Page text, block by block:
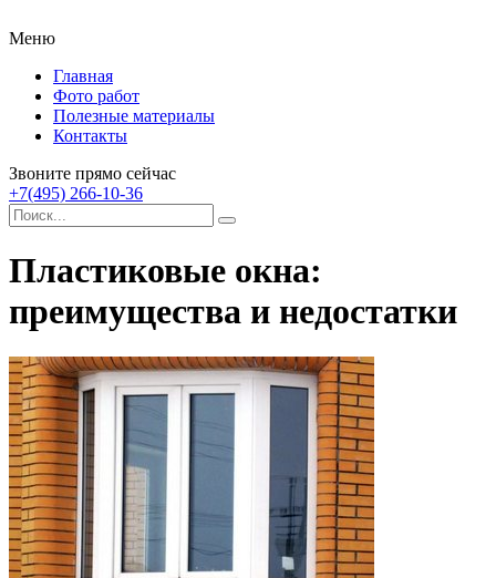
Меню
Главная
Фото работ
Полезные материалы
Контакты
Звоните прямо сейчас
+7(495) 266-10-36
Пластиковые окна:
преимущества и недостатки